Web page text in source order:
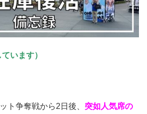
います）
ト争奪戦から2日後、 突如人気席の